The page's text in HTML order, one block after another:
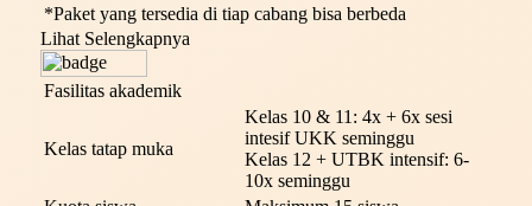
*Paket yang tersedia di tiap cabang bisa berbeda
Lihat Selengkapnya
Fasilitas akademik
Kelas tatap muka
Kelas 10 & 11: 4x + 6x sesi
intesif UKK seminggu
Kelas 12 + UTBK intensif: 6-
10x seminggu